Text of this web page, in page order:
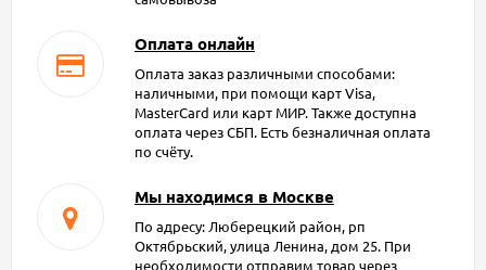
Оплата онлайн
Оплата заказ различными способами:
наличными, при помощи карт Visa,
MasterCard или карт МИР. Также доступна
оплата через СБП. Есть безналичная оплата
по счёту.
Мы находимся в Москве
По адресу: Люберецкий район, рп
Октябрьский, улица Ленина, дом 25. При
необходимости отправим товар через